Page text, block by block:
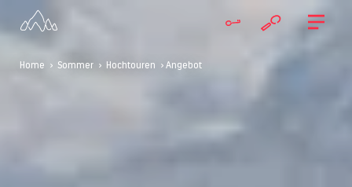
Home > Sommer > Hochtouren > Angebot